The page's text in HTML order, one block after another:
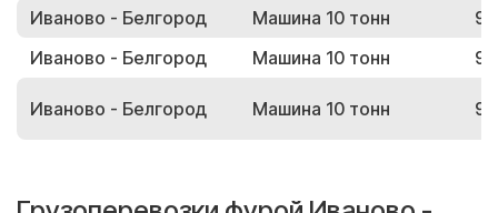
Иваново - Белгород
Машина 10 тонн
Иваново - Белгород
Машина 10 тонн
Иваново - Белгород Машина 10 тонн